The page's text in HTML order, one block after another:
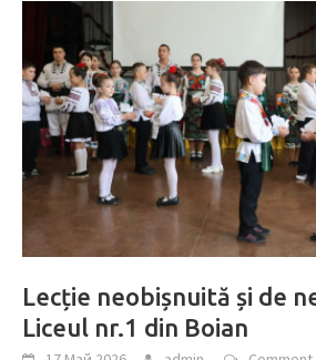
Lecție neobișnuită și de
Liceul nr.1 din Boian